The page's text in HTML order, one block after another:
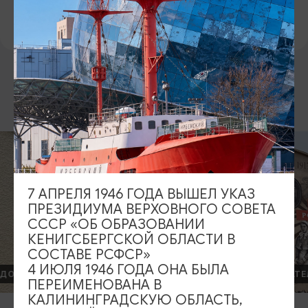
ПРЕДЛОЖИТЬ ИНФОРМАЦИЮ
ДРУГИЕ МЕСТА
ДРУГИЕ ДОСТОПРИМЕЧАТЕЛЬНОСТИ ДРУГИЕ
7 АПРЕЛЯ 1946 ГОДА ВЫШЕЛ УКАЗ
ПРЕЗИДИУМА ВЕРХОВНОГО СОВЕТА
СССР «ОБ ОБРАЗОВАНИИ
КЕНИГСБЕРГСКОЙ ОБЛАСТИ В
СОСТАВЕ РСФСР»
4 ИЮЛЯ 1946 ГОДА ОНА БЫЛА
ПЕРЕИМЕНОВАНА В
КАЛИНИНГРАДСКУЮ ОБЛАСТЬ,